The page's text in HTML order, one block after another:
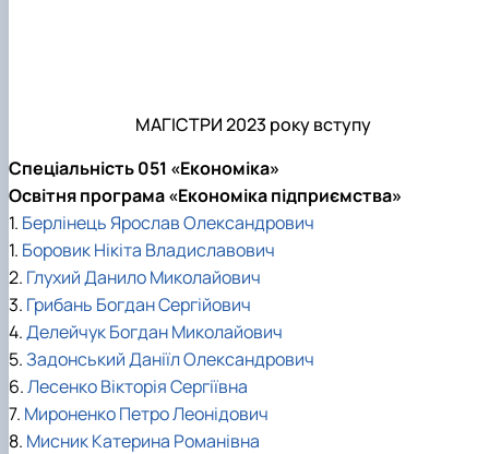
МАГІСТРИ 2023 року вступу
Спеціальність 051 «Економіка»
Освітня програма «Економіка підприємства»
1. Берлінець Ярослав Олександрович
1. Боровик Нікіта Владиславович
2. Глухий Данило Миколайович
3. Грибань Богдан Сергійович
4.Делейчук Богдан Миколайович
5.Задонський Даніїл Олександрович
6.Лесенко Вікторія Сергіївна
7. Мироненко Петро Леонідович
8. Мисник Катерина Романівна